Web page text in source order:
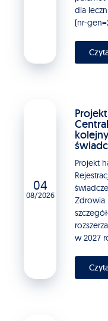
dla
(nr-
04
08/2026
Projekt
Zdrowia
w 2027